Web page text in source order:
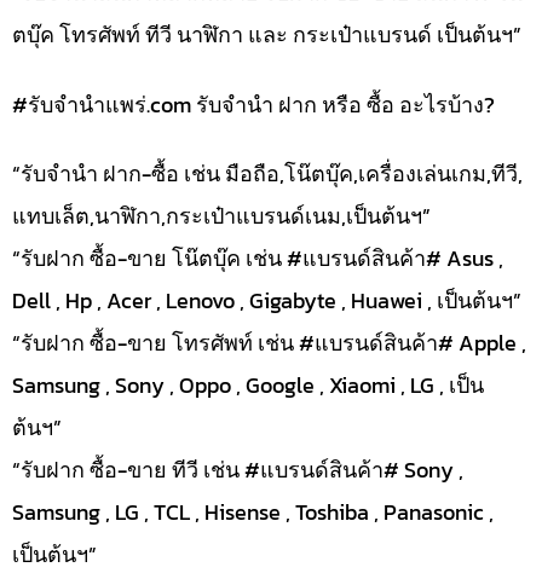
ตบุ๊ค โทรศัพท์ ทีวี นาฬิกา และ กระเป๋าแบรนด์ เป็นต้นฯ”
#รับจํานําแพร่.com รับจำนำ ฝาก หรือ ซื้อ อะไรบ้าง?
“รับจำนำ ฝาก-ซื้อ เช่น มือถือ,โน๊ตบุ๊ค,เครื่องเล่นเกม,ทีวี,
แทบเล็ต,นาฬิกา,กระเป๋าแบรนด์เนม,เป็นต้นฯ”
“รับฝาก ซื้อ-ขาย โน๊ตบุ๊ค เช่น #แบรนด์สินค้า# Asus ,
Dell , Hp , Acer , Lenovo , Gigabyte , Huawei , เป็นต้นฯ”
“รับฝาก ซื้อ-ขาย โทรศัพท์ เช่น #แบรนด์สินค้า# Apple ,
Samsung , Sony , Oppo , Google , Xiaomi , LG , เป็น
ต้นฯ”
“รับฝาก ซื้อ-ขาย ทีวี เช่น #แบรนด์สินค้า# Sony ,
Samsung , LG , TCL , Hisense , Toshiba , Panasonic ,
เป็นต้นฯ”